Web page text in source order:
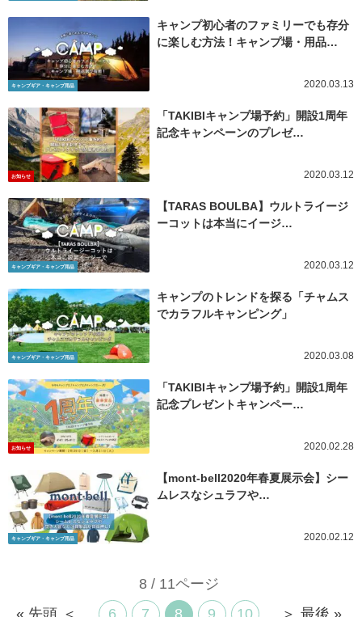
キャンプギア・キャンプ用品
キャンプ初心者のファミリーでも存分
に楽しむ方法！キャンプ場・用品…
2020.03.13
お知らせ
「TAKIBIキャンプ場予約」開設1周年
記念キャンペーンのプレゼ…
2020.03.12
キャンプギア・キャンプ用品
【TARAS BOULBA】ウルトライージ
ーコットは本当にイージ…
2020.03.12
キャンプギア・キャンプ用品
キャンプのトレンドを探る「チャムス
でカラフルキャンピング」
2020.03.08
お知らせ
「TAKIBIキャンプ場予約」開設1周年
記念プレゼントキャンペー…
2020.02.28
キャンプギア・キャンプ用品
【mont-bell2020年春夏展示会】シー
ムレスなシュラフや…
2020.02.12
8 / 11ページ
« 先頭 ＜ 6 7 8 9 10 ＞ 最後 »